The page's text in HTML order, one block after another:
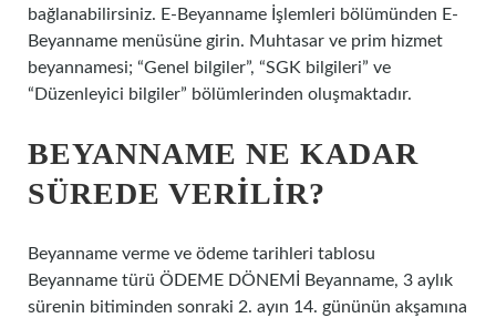
bağlanabilirsiniz. E-Beyanname İşlemleri bölümünden E-
Beyanname menüsüne girin. Muhtasar ve prim hizmet
beyannamesi; “Genel bilgiler”, “SGK bilgileri” ve
“Düzenleyici bilgiler” bölümlerinden oluşmaktadır.
BEYANNAME NE KADAR
SÜREDE VERILIR?
Beyanname verme ve ödeme tarihleri ​​tablosu
Beyanname türü ÖDEME DÖNEMİ Beyanname, 3 aylık
sürenin bitiminden sonraki 2. ayın 14. gününün akşamına